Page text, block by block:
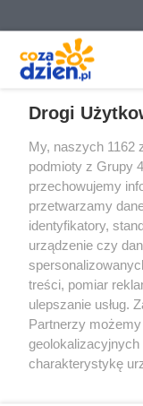
Redakcja
Drogi
My, naszych 1162
podmioty z Grupy
przechowujemy
przetwarzamy
identyfikatory,
urządzenie czy
treści, pomiar
ulepszanie usług.
Partnerzy
charakterystykę